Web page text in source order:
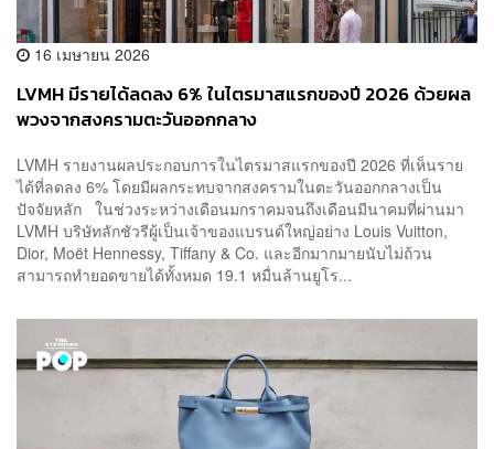
16 เมษายน 2026
LVMH มีรายได้ลดลง 6% ในไตรมาสแรกของปี 2026 ด้วยผล
พวงจากสงครามตะวันออกกลาง
LVMH รายงานผลประกอบการในไตรมาสแรกของปี 2026 ที่เห็นราย
ได้ที่ลดลง 6% โดยมีผลกระทบจากสงครามในตะวันออกกลางเป็น
ปัจจัยหลัก ในช่วงระหว่างเดือนมกราคมจนถึงเดือนมีนาคมที่ผ่านมา
LVMH บริษัทลักชัวรีผู้เป็นเจ้าของแบรนด์ใหญ่อย่าง Louis Vuitton,
Dior, Moët Hennessy, Tiffany & Co. และอีกมากมายนับไม่ถ้วน
สามารถทำยอดขายได้ทั้งหมด 19.1 หมื่นล้านยูโร...